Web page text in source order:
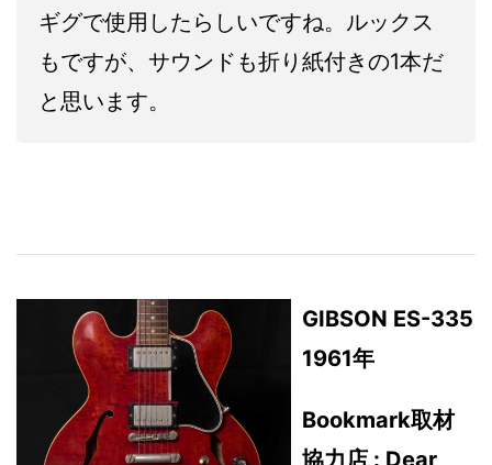
ギグで使用したらしいですね。ルックス
もですが、サウンドも折り紙付きの1本だ
と思います。
GIBSON ES-335
1961年
Bookmark取材
協力店 : Dear